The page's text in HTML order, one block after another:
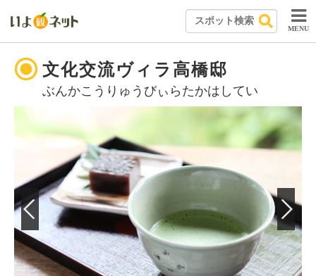
MENU
文化交流ヴィラ高橋邸
ぶんかこうりゅうびぃらたかはしてい